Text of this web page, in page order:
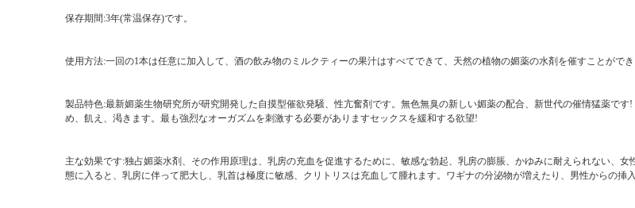
保存期間:3年(常温保存)です。
使用方法:一回の1本は任意に加入して、酒の飲み物のミルクティーの果汁はすべてできて、天然の植物の媚薬の水剤を催すことがで
製品特色:最新媚薬生物研究所が研究開発した自摸型催欲発騒、性亢奮剤です。無色無臭の新しい媚薬の配合、新世代の催情猛薬で
め、飢え、渇きます。最も強烈なオーガズムを刺激する必要がありますセックスを緩和する欲望!
主な効果です:独占媚薬水剤、その作用原理は、乳房の充血を促進するために、敏感な勃起、乳房の膨脹、かゆみに耐えられない、
態に入ると、乳房に伴って肥大し、乳首は極度に敏感、クリトリスは充血して腫れます。ワギナの分泌物が増えたり、男性からの挿